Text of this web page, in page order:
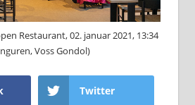
Restaurant, 02. januar 2021, 13:34
Voss Gondol)
Twitter